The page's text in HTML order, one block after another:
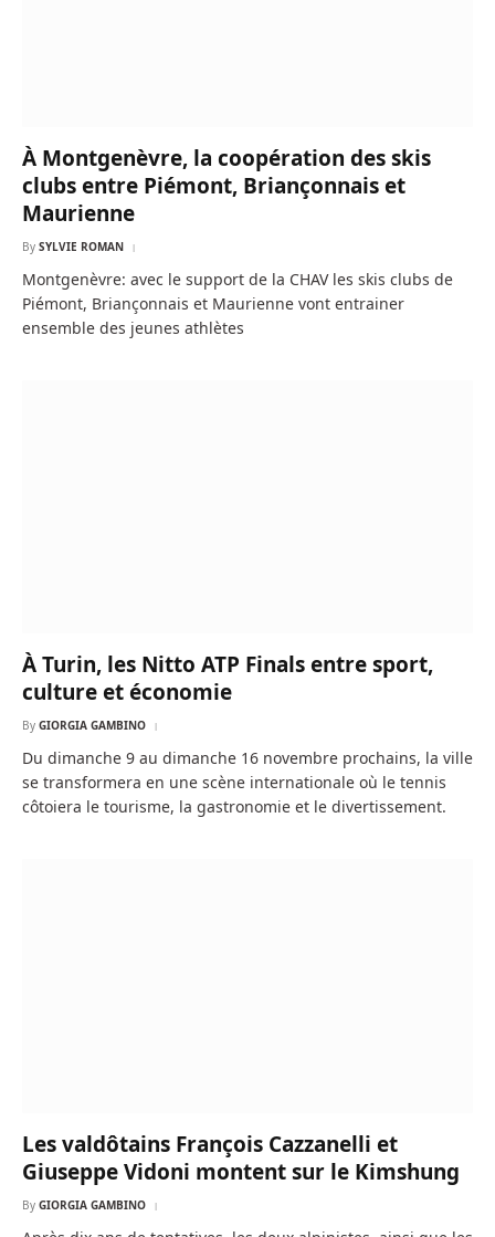
À Montgenèvre, la coopération des skis
clubs entre Piémont, Briançonnais et
Maurienne
By SYLVIE ROMAN
Montgenèvre: avec le support de la CHAV les skis clubs de
Piémont, Briançonnais et Maurienne vont entrainer
ensemble des jeunes athlètes
À Turin, les Nitto ATP Finals entre sport,
culture et économie
By GIORGIA GAMBINO
Du dimanche 9 au dimanche 16 novembre prochains, la ville
se transformera en une scène internationale où le tennis
côtoiera le tourisme, la gastronomie et le divertissement.
Les valdôtains François Cazzanelli et
Giuseppe Vidoni montent sur le Kimshung
By GIORGIA GAMBINO